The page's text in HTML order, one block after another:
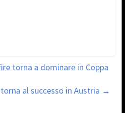
torna a dominare in Coppa
al successo in Austria →